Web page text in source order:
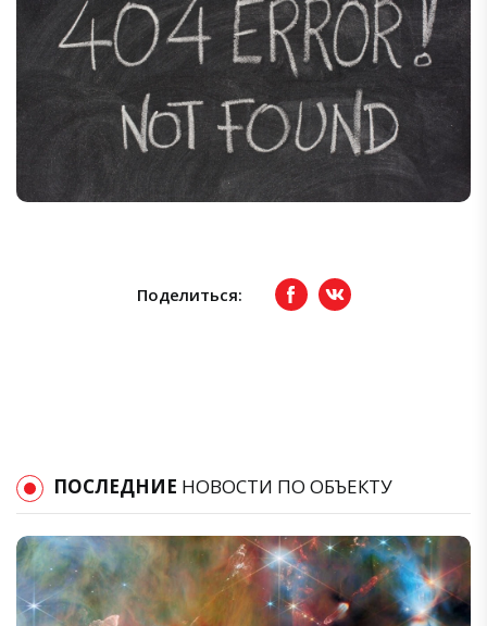
Поделиться: FacebookвКонтакте
ПОСЛЕДНИЕ НОВОСТИ ПО ОБЪЕКТУ